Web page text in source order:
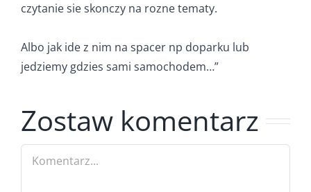
czytanie sie skonczy na rozne tematy.
Albo jak ide z nim na spacer np doparku lub
jedziemy gdzies sami samochodem…”
Zostaw komentarz
Comment